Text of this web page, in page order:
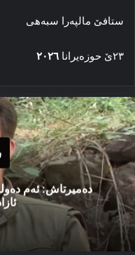
ستافێ مالپەرا سبەهی
٢٣ێ حوزەیرانا ٢٠٢٦
دەمیرتاش: ئەم